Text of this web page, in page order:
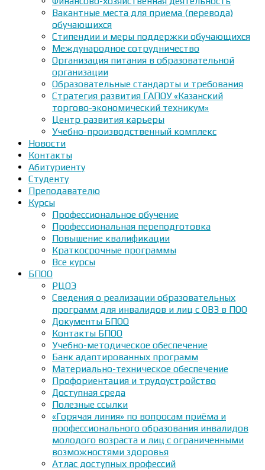
Вакантные места для приема (перевода)
обучающихся
Стипендии и меры поддержки обучающихся
Международное сотрудничество
Организация питания в образовательной
организации
Образовательные стандарты и требования
Стратегия развития ГАПОУ «Казанский
торгово-экономический техникум»
Центр развития карьеры
Учебно-производственный комплекс
Новости
Контакты
Абитуриенту
Студенту
Преподавателю
Курсы
Профессиональное обучение
Профессиональная переподготовка
Повышение квалификации
Краткосрочные программы
Все курсы
БПОО
РЦОЭ
Сведения о реализации образовательных
программ для инвалидов и лиц с ОВЗ в ПОО
Документы БПОО
Контакты БПОО
Учебно-методическое обеспечение
Банк адаптированных программ
Материально-техническое обеспечение
Профориентация и трудоустройство
Доступная среда
Полезные ссылки
«Горячая линия» по вопросам приёма и
профессионального образования инвалидов
молодого возраста и лиц с ограниченными
возможностями здоровья
Атлас доступных профессий